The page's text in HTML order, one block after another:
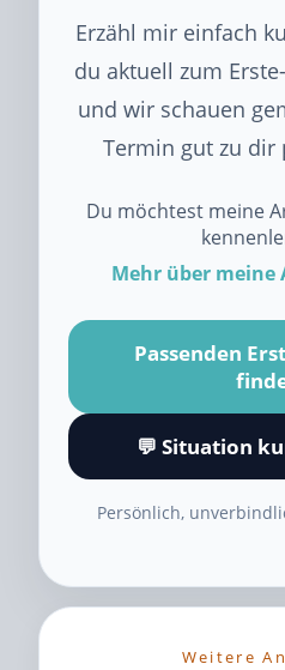
Erzähl mir einfach
du aktuell zum
und wir schauen
Termin gut zu dir
Du möchtest meine
Mehr über meine
Passenden
💬 Situation
Persönlich,
Weitere